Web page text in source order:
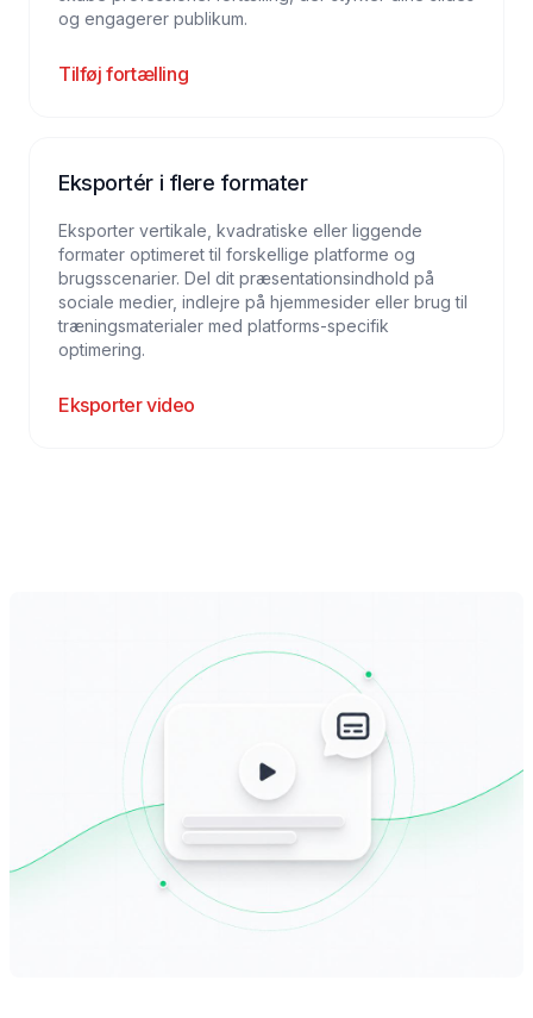
og engagerer publikum.
Tilføj fortælling
Eksportér i flere formater
Eksporter vertikale, kvadratiske eller liggende
formater optimeret til forskellige platforme og
brugsscenarier. Del dit præsentationsindhold på
sociale medier, indlejre på hjemmesider eller brug til
træningsmaterialer med platforms-specifik
optimering.
Eksporter video